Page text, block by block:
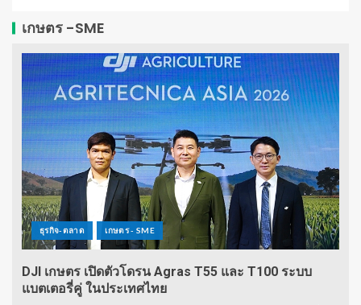
เกษตร -SME
ธุรกิจ-ตลาด เกษตร - SME
DJI เกษตร เปิดตัวโดรน Agras T55 และ T100 ระบบ
แบตเตอรี่คู่ ในประเทศไทย